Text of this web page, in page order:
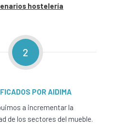
hostelería
2
POR AIDIMA
a incrementar la
de los sectores del mueble.